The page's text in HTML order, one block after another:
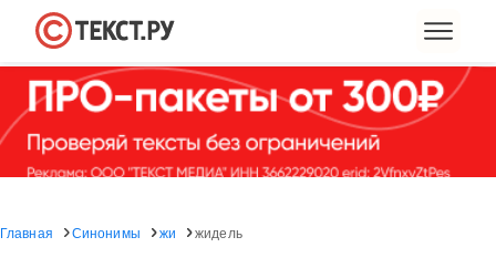
Главная Синонимы жи жидель